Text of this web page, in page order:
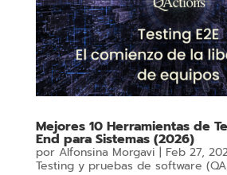
Mejores 10 Herramientas de
End para Sistemas (2026)
por Alfonsina Morgavi | Feb 27,
Testing y pruebas de software